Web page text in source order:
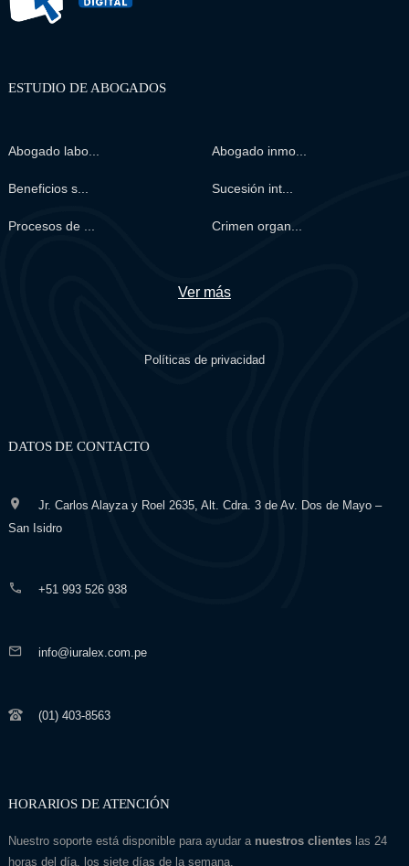
ESTUDIO DE ABOGADOS
Abogado labo... Abogado inmo...
Beneficios s... Sucesión int...
Procesos de ... Crimen organ...
Ver más
Políticas de privacidad
DATOS DE CONTACTO
Jr. Carlos Alayza y Roel 2635, Alt. Cdra. 3 de Av. Dos de Mayo –
San Isidro
+51 993 526 938
info@iuralex.com.pe
(01) 403-8563
HORARIOS DE ATENCIÓN
Nuestro soporte está disponible para ayudar a nuestros clienteslas 24
horas del día, los siete días de la semana.